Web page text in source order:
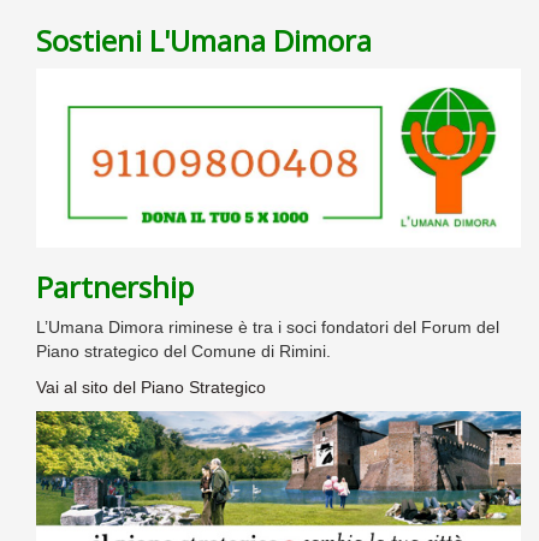
Sostieni L'Umana Dimora
Partnership
L’Umana Dimora riminese è tra i soci fondatori del Forum del
Piano strategico del Comune di Rimini.
Vai al sito del Piano Strategico